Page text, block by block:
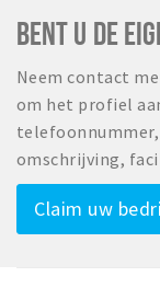
BENT U DE
Neem contact
om het profiel
omschrijving,
Claim uw